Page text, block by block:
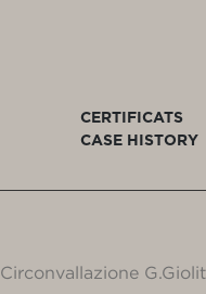
CERTIFICATS
CASE HISTORY
Circonvallazione